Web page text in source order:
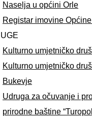
Naselja u općini Orle
Registar imovine
Kulturno umjetničko
Kulturno umjetničko
Bukevje
Udruga za očuvanje i
prirodne baštine